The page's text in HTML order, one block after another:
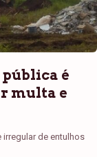
pública é
multa e
irregular de entulhos